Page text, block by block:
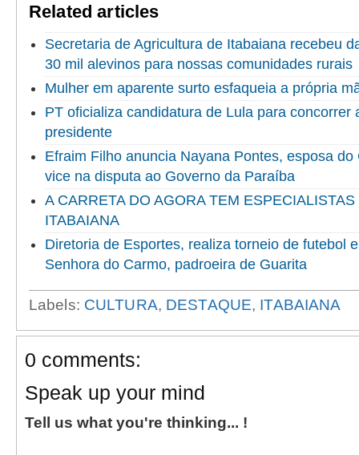
Related articles
Secretaria de Agricultura de Itabaiana recebeu
30 mil alevinos para nossas comunidades rurais
Mulher em aparente surto esfaqueia a própria
PT oficializa candidatura de Lula para concorrer
presidente
Efraim Filho anuncia Nayana Pontes, esposa
vice na disputa ao Governo da Paraíba
A CARRETA DO AGORA TEM
ITABAIANA
Diretoria de Esportes, realiza torneio de futebol
Senhora do Carmo, padroeira de Guarita
Labels: CULTURA, DESTAQUE, ITABAIANA
0 comments:
Speak up your mind
Tell us what you're thinking... !